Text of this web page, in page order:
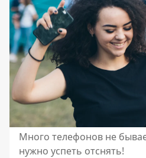
Много телефонов не
нужно успеть отснять!